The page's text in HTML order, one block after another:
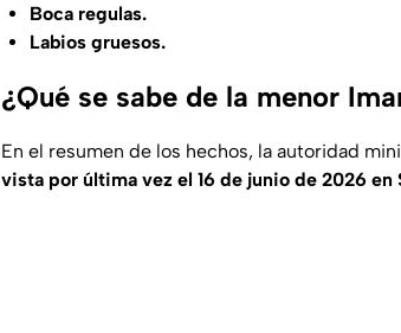
Boca regulas.
Labios gruesos.
¿Qué se sabe de la menor
En el resumen de los hechos, la autoridad
vista por última vez el 16 de junio de 2026 en